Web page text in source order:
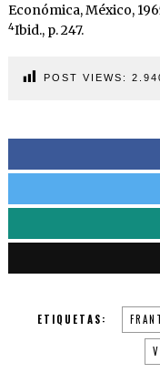
Económica, México,
4Ibid., p. 247.
POST VIEWS:
ETIQUETAS: